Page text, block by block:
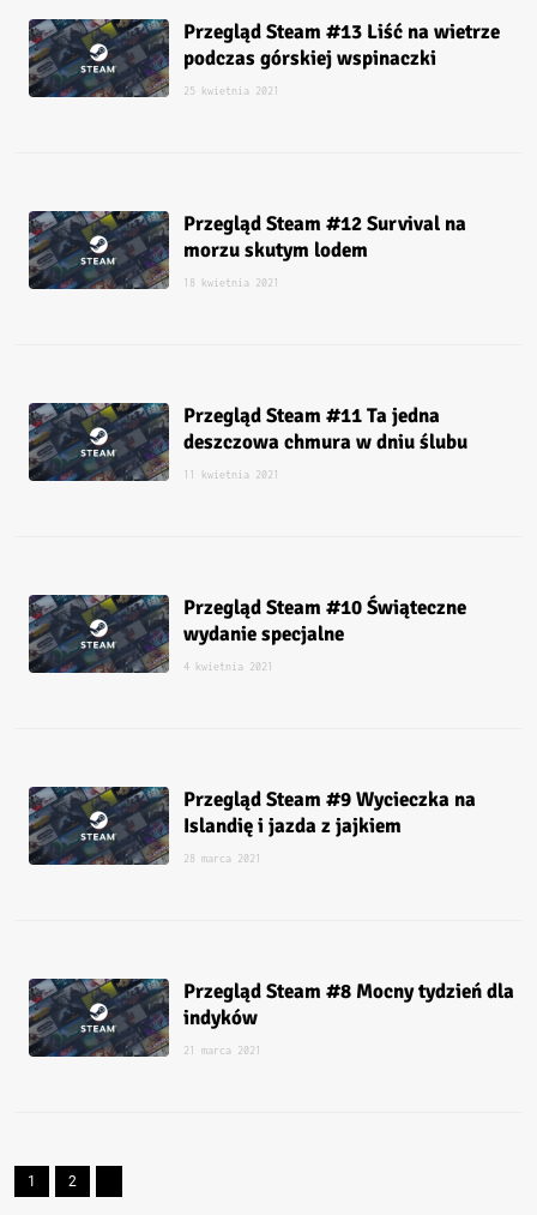
Przegląd Steam #13 Liść na wietrze
podczas górskiej wspinaczki
25 kwietnia 2021
Przegląd Steam #12 Survival na
morzu skutym lodem
18 kwietnia 2021
Przegląd Steam #11 Ta jedna
deszczowa chmura w dniu ślubu
11 kwietnia 2021
Przegląd Steam #10 Świąteczne
wydanie specjalne
4 kwietnia 2021
Przegląd Steam #9 Wycieczka na
Islandię i jazda z jajkiem
28 marca 2021
Przegląd Steam #8 Mocny tydzień dla
indyków
21 marca 2021
1 2